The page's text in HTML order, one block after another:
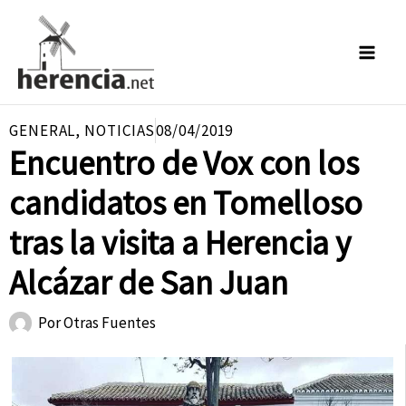
contenido
GENERAL, NOTICIAS08/04/2019
Encuentro de Vox con los
candidatos en Tomelloso
tras la visita a Herencia y
Alcázar de San Juan
PorOtras Fuentes